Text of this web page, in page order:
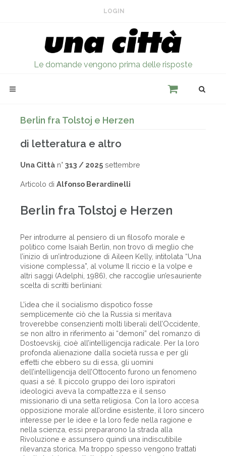
LOGIN
Le domande vengono prima delle risposte
Berlin fra Tolstoj e Herzen
di letteratura e altro
Una Città n° 313 / 2025 settembre
Articolo di Alfonso Berardinelli
Berlin fra Tolstoj e Herzen
Per introdurre al pensiero di un filosofo morale e
politico come Isaiah Berlin, non trovo di meglio che
l’inizio di un’introduzione di Aileen Kelly, intitolata “Una
visione complessa”, al volume Il riccio e la volpe e
altri saggi (Adelphi, 1986), che raccoglie un’esauriente
scelta di scritti berliniani:
L’idea che il socialismo dispotico fosse
semplicemente ciò che la Russia si meritava
troverebbe consenzienti molti liberali dell’Occidente,
se non altro in riferimento ai “demoni” del romanzo di
Dostoevskij, cioè all’intelligencija radicale. Per la loro
profonda alienazione dalla società russa e per gli
effetti che ebbero su di essa, gli uomini
dell’intelligencija dell’Ottocento furono un fenomeno
quasi a sé. Il piccolo gruppo dei loro ispiratori
ideologici aveva la compattezza e il senso
missionario di una setta religiosa. Con la loro accesa
opposizione morale all’ordine esistente, il loro sincero
interesse per le idee e la loro fede nella ragione e
nella scienza, essi prepararono la strada alla
Rivoluzione e assunsero quindi una indiscutibile
rilevanza storica. Ma troppo spesso vengono trattati